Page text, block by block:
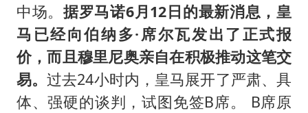
中场。据罗马诺6月12日的最新消息，皇
马已经向伯纳多·席尔瓦发出了正式报
价，而且穆里尼奥亲自在积极推动这笔交
易。过去24小时内，皇马展开了严肃、具
体、强硬的谈判，试图免签B席。 B席原